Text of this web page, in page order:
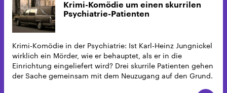
Krimi-Komödie um einen skurrilen
Psychiatrie-Patienten
Krimi-Komödie in der Psychiatrie: Ist Karl-Heinz Jungnickel
wirklich ein Mörder, wie er behauptet, als er in die
Einrichtung eingeliefert wird? Drei skurrile Patienten gehen
der Sache gemeinsam mit dem Neuzugang auf den Grund.